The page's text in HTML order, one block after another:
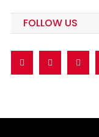
FOLLOW US